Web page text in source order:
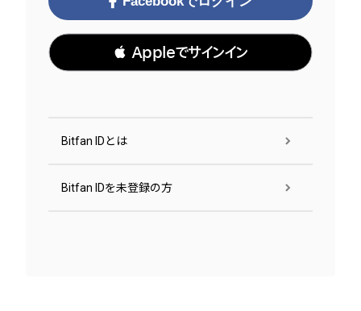
 Appleでサインイン
Bitfan IDとは
Bitfan IDを未登録の方